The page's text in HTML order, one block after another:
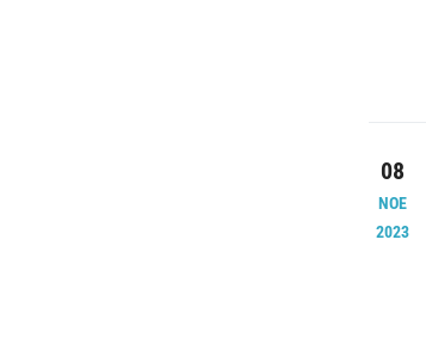
08
ΝΟΕ
2023